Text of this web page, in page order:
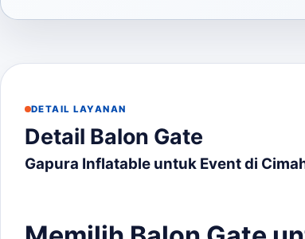
DETAIL LAYANAN
Detail Balon Gate
Gapura Inflatable untuk Event di